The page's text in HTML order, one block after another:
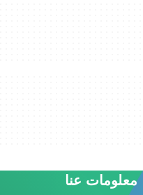
معلومات عنا